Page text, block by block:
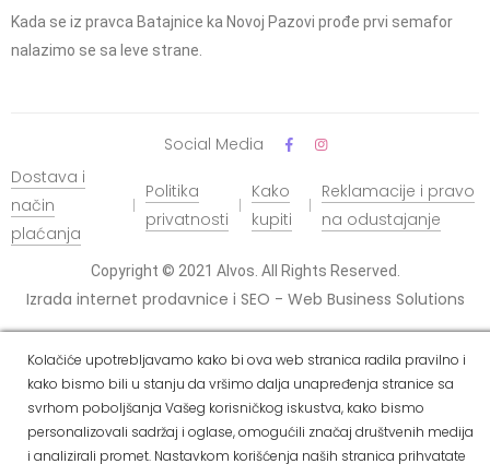
Kada se iz pravca Batajnice ka Novoj Pazovi prođe prvi semafor
nalazimo se sa leve strane.
Copyright © 2021 Alvos. All Rights Reserved.
Izrada internet prodavnice i SEO - Web Business Solutions
Dostava i
način
plaćanja
Politika
privatnosti
Kako
kupiti
Reklamacije i pravo
na odustajanje
Social Media
Kolačiće upotrebljavamo kako bi ova web stranica radila pravilno i
kako bismo bili u stanju da vršimo dalja unapređenja stranice sa
svrhom poboljšanja Vašeg korisničkog iskustva, kako bismo
personalizovali sadržaj i oglase, omogućili značaj društvenih medija
i analizirali promet. Nastavkom korišćenja naših stranica prihvatate